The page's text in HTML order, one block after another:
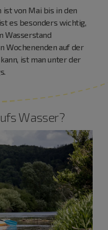
von Mai bis in den
es besonders wichtig,
Wasserstand
Wochenenden auf der
ist man unter der
Wasser?